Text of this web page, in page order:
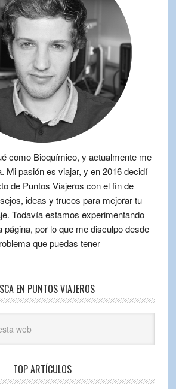
como Bioquímico, y actualmente me
Mi pasión es viajar, y en 2016 decidí
de Puntos Viajeros con el fin de
ideas y trucos para mejorar tu
Todavía estamos experimentando
página, por lo que me disculpo desde
que puedas tener
EN PUNTOS VIAJEROS
TOP ARTÍCULOS